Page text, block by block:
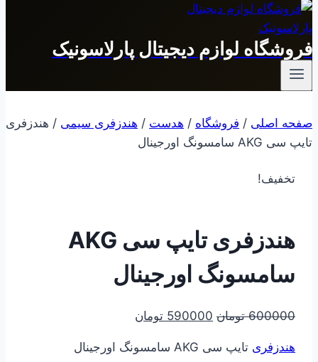
فروشگاه لوازم دیجیتال پارلاسونیک
صفحه اصلی / فروشگاه / هدست / هندزفری سیمی / هندزفری
تایپ سی AKG سامسونگ اورجینال
تخفیف!
هندزفری تایپ سی AKG
سامسونگ اورجینال
600000 تومان قیمت
600000 تومان
590000 تومان
590000 تومان
هندزفری تایپ سی AKG سامسونگ اورجینال